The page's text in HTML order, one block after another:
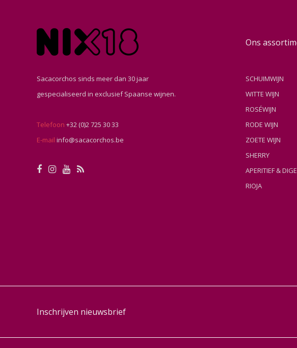
Sacacorchos sinds meer dan 30 jaar
gespecialiseerd in exclusief Spaanse wijnen.
Telefoon +32 (0)2 725 30 33
E-mail info@sacacorchos.be
Ons
SCHUIMWIJN
WITTE WIJN
ROSÉWIJN
RODE WIJN
ZOETE WIJN
SHERRY
APERITIEF &
RIOJA
Inschrijven nieuwsbrief